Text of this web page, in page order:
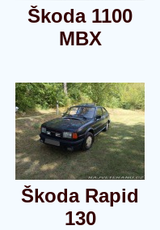
Škoda 1100
MBX
Škoda Rapid
130